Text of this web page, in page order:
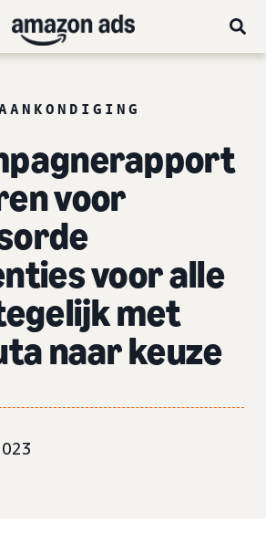
voor
voor alle
met
naar keuze